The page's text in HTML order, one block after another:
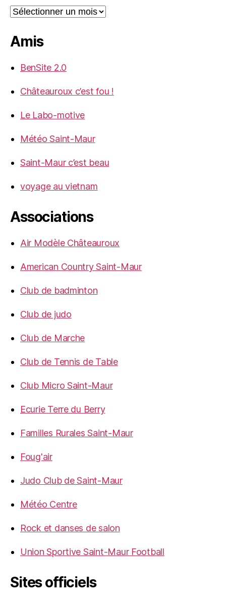
Archives
Amis
BenSite 2.0
Châteauroux c’est fou !
Le Labo-motive
Météo Saint-Maur
Saint-Maur c’est beau
voyage au vietnam
Associations
Air Modèle Châteauroux
American Country Saint-Maur
Club de badminton
Club de judo
Club de Marche
Club de Tennis de Table
Club Micro Saint-Maur
Ecurie Terre du Berry
Familles Rurales Saint-Maur
Foug'air
Judo Club de Saint-Maur
Météo Centre
Rock et danses de salon
Union Sportive Saint-Maur Football
Sites officiels